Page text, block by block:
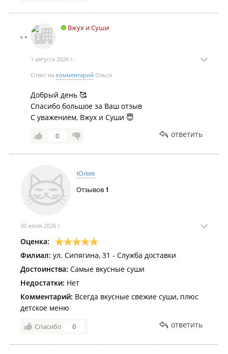
Вжух и Суши
1 августа 2026 г.
Ответ на комментарий Ольга
Добрый день 🥰
Спасибо большое за Ваш отзыв
С уважением, Вжух и Суши 😇
0 ответить
Юлия
Отзывов 1
30 июля 2026 г.
Оценка:
Филиал: ул. Сипягина, 31 - Служба доставки
Достоинства: Самые вкусные суши
Недостатки: Нет
Комментарий: Всегда вкусные свежие суши, плюс
детское меню
Спасибо 0 ответить